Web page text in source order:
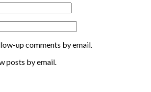
up comments by email.
posts by email.